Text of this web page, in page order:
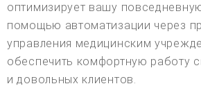
оптимизирует вашу
помощью автоматизации через
управления медицинским
обеспечить комфортную работу
и довольных клиентов.